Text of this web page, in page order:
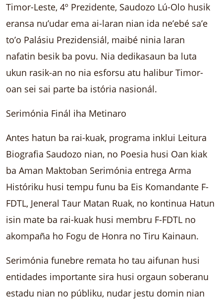
Timor-Leste, 4º Prezidente, Saudozo Lú-Olo husik
eransa nu’udar ema ai-laran nian ida ne’ebé sa’e
to’o Palásiu Prezidensiál, maibé ninia laran
nafatin besik ba povu. Nia dedikasaun ba luta
ukun rasik-an no nia esforsu atu halibur Timor-
oan sei sai parte ba istória nasionál.
Serimónia Finál iha Metinaro
Antes hatun ba rai-kuak, programa inklui Leitura
Biografia Saudozo nian, no Poesia husi Oan kiak
ba Aman Maktoban Serimónia entrega Arma
Históriku husi tempu funu ba Eis Komandante F-
FDTL, Jeneral Taur Matan Ruak, no kontinua Hatun
isin mate ba rai-kuak husi membru F-FDTL no
akompaña ho Fogu de Honra no Tiru Kainaun.
Serimónia funebre remata ho tau aifunan husi
entidades importante sira husi orgaun soberanu
estadu nian no públiku, nudar jestu domin nian